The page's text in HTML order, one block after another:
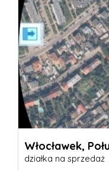
Włocławek,
działka na sprzedaż